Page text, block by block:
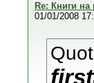
Re: Книги
01/01/2008